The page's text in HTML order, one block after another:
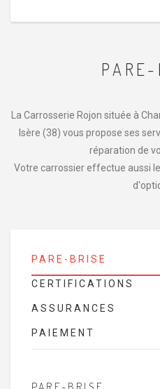
La Carrosserie Rojon située à
Isère (38) vous propose ses
réparation de
Votre carrossier effectue aussi
PARE-BRISE
CERTIFICATIONS
ASSURANCES
PAIEMENT